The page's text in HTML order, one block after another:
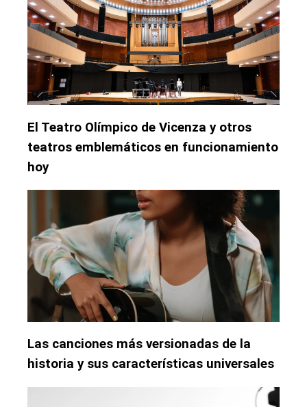
El Teatro Olímpico de Vicenza y otros
teatros emblemáticos en funcionamiento
hoy
Las canciones más versionadas de la
historia y sus características universales